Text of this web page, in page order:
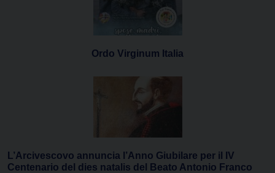
Ordo Virginum Italia
L’Arcivescovo annuncia l’Anno Giubilare per il IV
Centenario del dies natalis del Beato Antonio Franco